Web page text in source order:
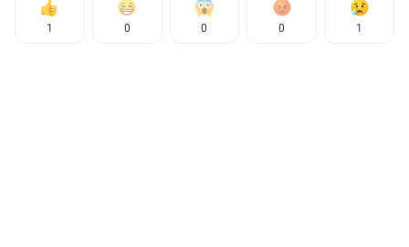
1 0 0 0 1